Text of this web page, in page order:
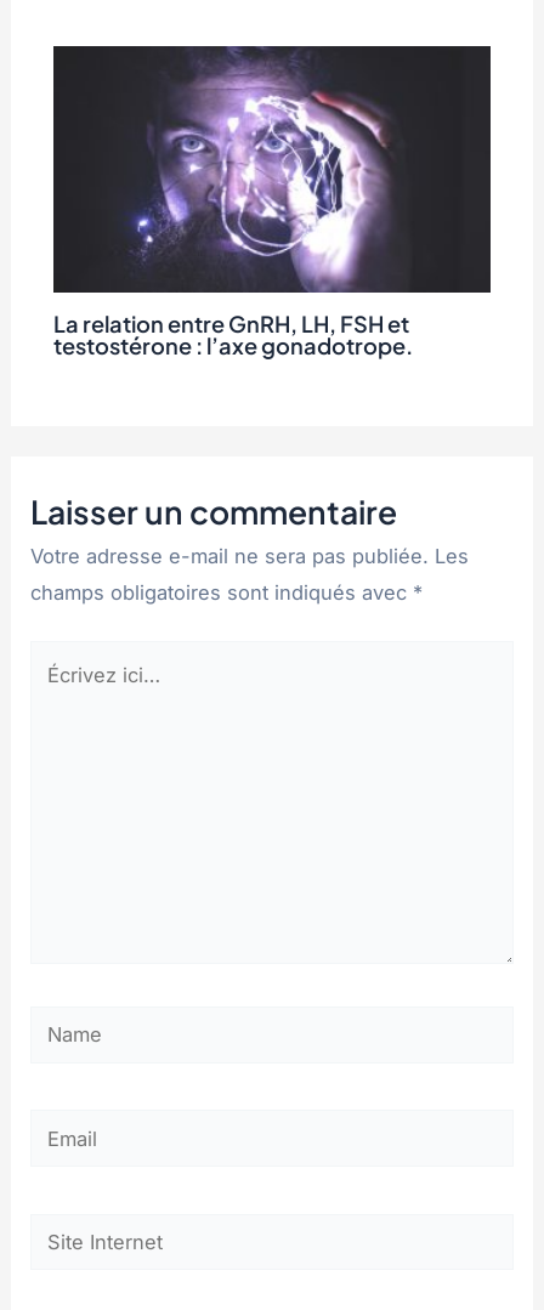
La relation entre GnRH, LH, FSH et
testostérone : l’axe gonadotrope.
Laisser un commentaire
Votre adresse e-mail ne sera pas publiée. Les
champs obligatoires sont indiqués avec *
Écrivez
Name
Email
Site